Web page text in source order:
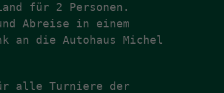
für 2 Personen.
Abreise in einem
an die Autohaus Michel
alle Turniere der